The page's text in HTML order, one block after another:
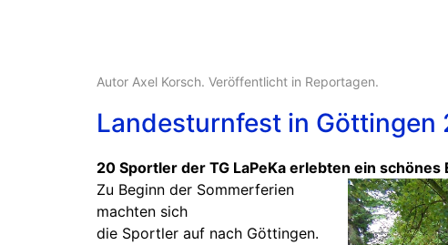
Autor Axel Korsch. Veröffentlicht in Reportagen.
Landesturnfest in Göttingen
20 Sportler der TG LaPeKa erlebten ein
Zu Beginn der Sommerferien
machten sich
die Sportler auf nach Göttingen.